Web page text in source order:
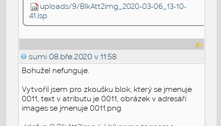
uploads/9/BlkAtt2img_2020-03-06_13-10-
41.lsp
sumi 08.bře.2020 v 11:58
Bohužel nefunguje.
Vytvořil jsem pro zkoušku blok, který se jmenuje
0011, text v atributu je 0011, obrázek v adresáři
images se jmenuje 0011.png